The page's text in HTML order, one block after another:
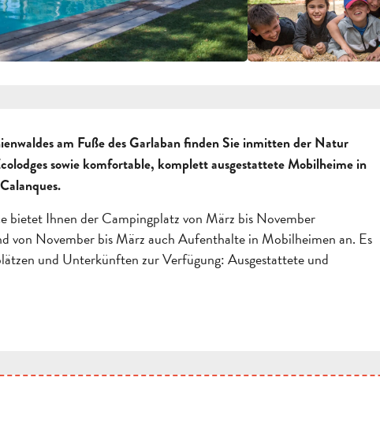
am Fuße des Garlaban finden Sie inmitten der Natur
sowie komfortable, komplett ausgestattete Mobilheime in
bietet Ihnen der Campingplatz von März bis November
von November bis März auch Aufenthalte in Mobilheimen an. Es
und Unterkünften zur Verfügung: Ausgestattete und